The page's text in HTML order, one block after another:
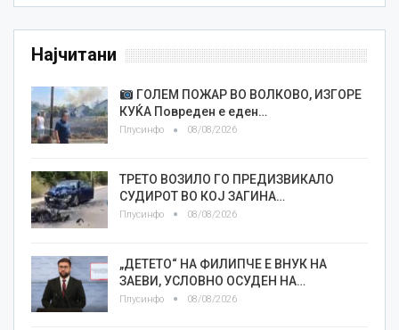
Најчитани
ГОЛЕМ ПОЖАР ВО ВОЛКОВО, ИЗГОРЕ
КУЌА Повреден е еден…
Плусинфо 08/08/2026
ТРЕТО ВОЗИЛО ГО ПРЕДИЗВИКАЛО
СУДИРОТ ВО КОЈ ЗАГИНА…
Плусинфо 08/08/2026
„ДЕТЕТО“ НА ФИЛИПЧЕ Е ВНУК НА
ЗАЕВИ, УСЛОВНО ОСУДЕН НА…
Плусинфо 08/08/2026